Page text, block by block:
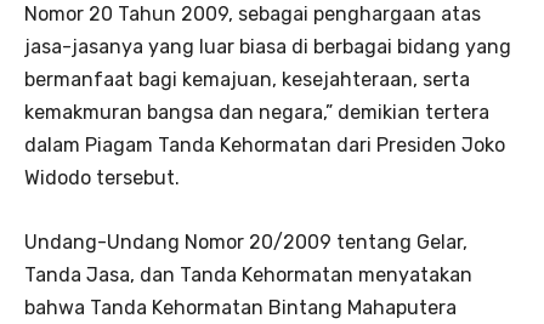
Nomor 20 Tahun 2009, sebagai penghargaan atas
jasa-jasanya yang luar biasa di berbagai bidang yang
bermanfaat bagi kemajuan, kesejahteraan, serta
kemakmuran bangsa dan negara,” demikian tertera
dalam Piagam Tanda Kehormatan dari Presiden Joko
Widodo tersebut.
Undang-Undang Nomor 20/2009 tentang Gelar,
Tanda Jasa, dan Tanda Kehormatan menyatakan
bahwa Tanda Kehormatan Bintang Mahaputera